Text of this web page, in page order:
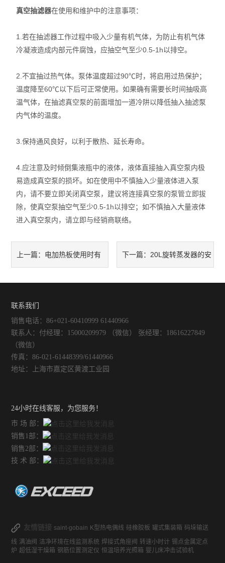
恒温干燥箱
循环水真空泵
旋片式真空泵/油泵
智能控温仪
油、水浴锅
电动搅拌器
水热合成反应釜/消解罐
电加热板
紫外分析仪
微波化学反应器
玻璃仪器烘干器
药物透皮实验仪
不锈钢常压反应釜
真空抽滤器在使用和维护中的注意事项：
1.若在抽滤器工作过程中吸入少量有机气体，为防止有机气体
冷凝液造成内部元件腐蚀，应抽空气至少0.5-1h以排空。
2.不宜抽过热气体。泵体温度超过90℃时，将启用过热保护；
温度降至60℃以下后可正常使用。如果确有需要长时间抽吸高
温气体，在抽滤真空泵的前面增加一道冷阱以降低抽入抽滤泵
内气体的温度。
3.保持通风良好，以利于散热、延长寿命。
4.应注意及时倾倒集液瓶中的液体，液体直接抽入真空泵内极
易造成真空泵的损坏。如在使用中不慎抽入少量液体进入泵
内，请不要立即关闭真空泵，建议将连接真空泵的泵管立即拔
除，使真空泵抽空气至少0.5-1h以排空；如不慎抽入大量液体
进入真空泵内，请立即与经销商联络。
上一篇： 电加热板使用时有 下一篇： 20L旋转蒸发器的安
联系我们
销售电话：86+021-60410999 61440966
联系人：付经理：15000209979 （微信） 张经理：18616227849
（微信）
传真：86-021-61448399/61440966
地址：上海市嘉定区黄渡工业园
24小时在线客服，为您服务！
市 场 部：
销售1部：
销售2部：
技 术 部：
友情链接 saint-gobain K型热电偶线 硅橡胶板 罐式集装箱 码垛输送
线 满油阀 洁净环境在线监测系统 焊接式角座阀 转速小时计 锡点金属定点
炉 超低湿干燥箱 钢筋位置测定仪 恒温培养光照箱 婴儿床冲击试验机